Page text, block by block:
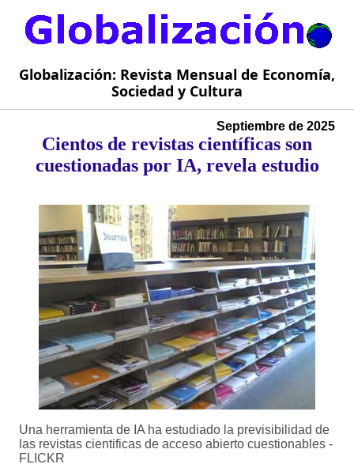
Globalización: Revista Mensual de Economía,
Sociedad y Cultura
Septiembre de 2025
Cientos de revistas científicas son
cuestionadas por IA, revela estudio
Una herramienta de IA ha estudiado la previsibilidad de
las revistas cientificas de acceso abierto cuestionables -
FLICKR